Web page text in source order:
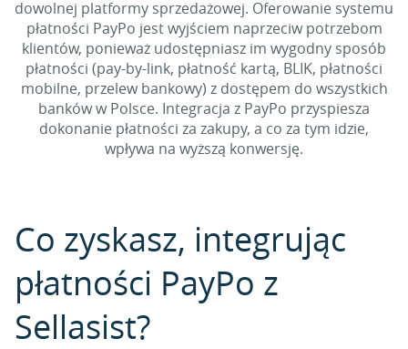
dowolnej platformy sprzedażowej. Oferowanie systemu
płatności PayPo jest wyjściem naprzeciw potrzebom
klientów, ponieważ udostępniasz im wygodny sposób
płatności (pay-by-link, płatność kartą, BLIK, płatności
mobilne, przelew bankowy) z dostępem do wszystkich
banków w Polsce. Integracja z PayPo przyspiesza
dokonanie płatności za zakupy, a co za tym idzie,
wpływa na wyższą konwersję.
Co zyskasz, integrując
płatności PayPo z
Sellasist?